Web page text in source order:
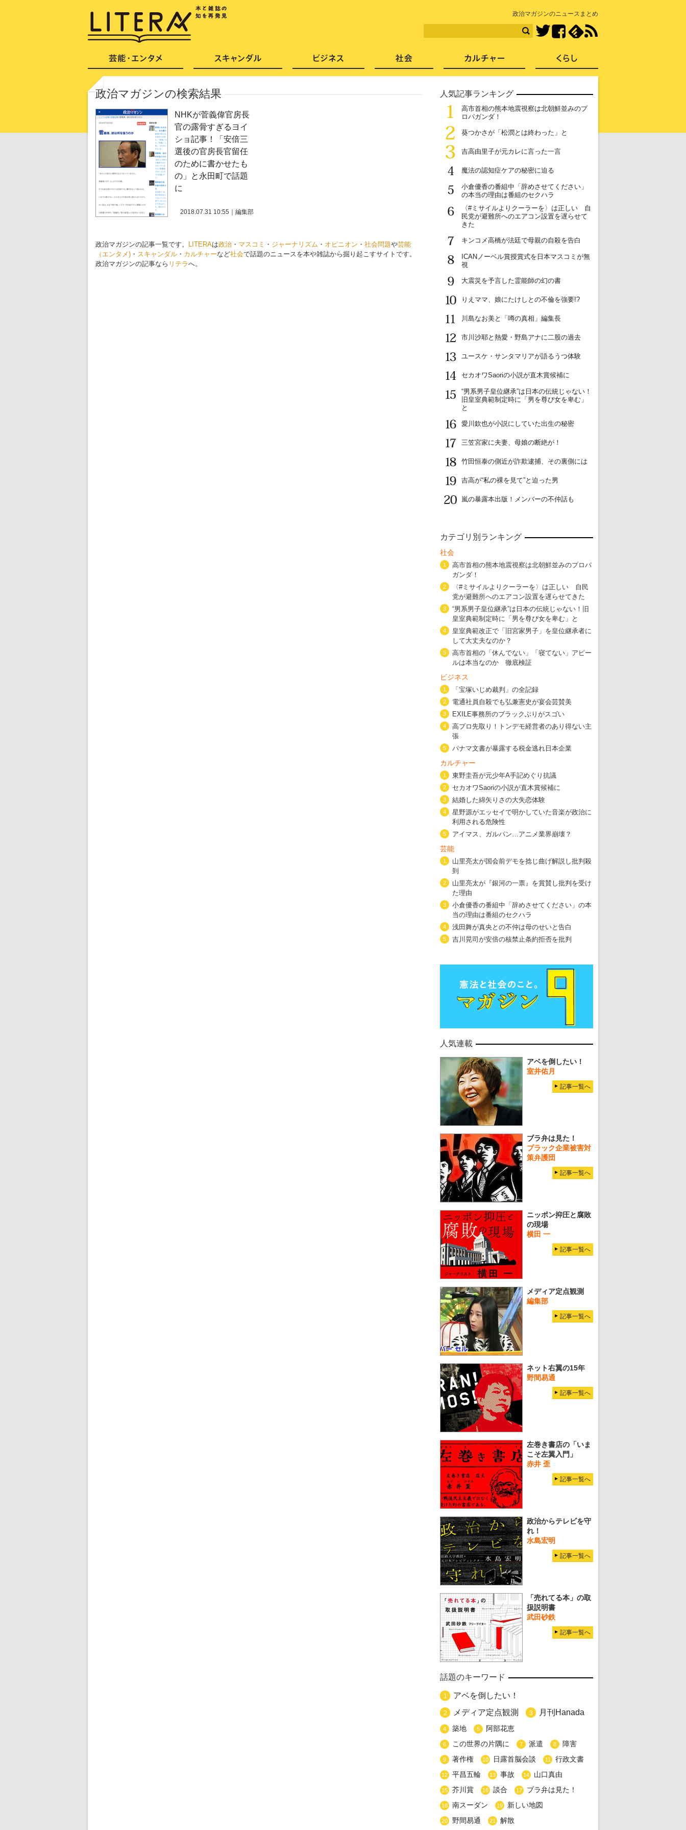
政治マガジンのニュースまとめ
TwitterFacebook
政治マガジンの検索結果
NHKが菅義偉官房長
官の露骨すぎるヨイ
ショ記事！「安倍三
選後の官房長官留任
のために書かせたも
の」と永田町で話題
に
2018.07.31 10:55 編集部
政治マガジンの記事一覧です。 LITERAは政治 ・ マスコミ ・ ジャーナリズム ・ オピニオン ・ 社会問題や芸能
（エンタメ) ・ スキャンダル ・ カルチャーなど社会で話題のニュースを本や雑誌から掘り起こすサイトです。
政治マガジンの記事なら リテラへ。
人気記事ランキング
1
高市首相の熊本地震視察は北朝鮮並みのプ
ロパガンダ！
2
葵つかさが「松潤とは終わった」と
3
吉高由里子が元カレに言った一言
4
魔法の認知症ケアの秘密に迫る
5
小倉優香の番組中「辞めさせてください」
の本当の理由は番組のセクハラ
6
〈#ミサイルよりクーラーを〉は正しい 自
民党が避難所へのエアコン設置を遅らせて
きた
7
キンコメ高橋が法廷で母親の自殺を告白
8
ICANノーベル賞授賞式を日本マスコミが無
視
9
大震災を予言した霊能師の幻の書
10
りえママ、娘にたけしとの不倫を強要!?
11
川島なお美と「噂の真相」編集長
12
市川沙耶と熱愛・野島アナに二股の過去
13
ユースケ・サンタマリアが語るうつ体験
14
セカオワSaoriの小説が直木賞候補に
15
“男系男子皇位継承”は日本の伝統じゃない！
旧皇室典範制定時に「男を尊び女を卑む」
と
16
愛川欽也が小説にしていた出生の秘密
17
三笠宮家に夫妻、母娘の断絶が！
18
竹田恒泰の側近が詐欺逮捕、その裏側には
19
吉高が“私の裸を見て”と迫った男
20
嵐の暴露本出版！メンバーの不仲話も
カテゴリ別ランキング
社会
1
高市首相の熊本地震視察は北朝鮮並みのプロパ
ガンダ！
2
〈#ミサイルよりクーラーを〉は正しい 自民
党が避難所へのエアコン設置を遅らせてきた
3
“男系男子皇位継承”は日本の伝統じゃない！旧
皇室典範制定時に「男を尊び女を卑む」と
4
皇室典範改正で「旧宮家男子」を皇位継承者に
して大丈夫なのか？
5
高市首相の「休んでない」「寝てない」アピー
ルは本当なのか 徹底検証
ビジネス
1 「宝塚いじめ裁判」の全記録
2 電通社員自殺でも弘兼憲史が宴会芸賛美
3 EXILE事務所のブラックぶりがスゴい
4
高プロ先取り！トンデモ経営者のあり得ない主
張
5 パナマ文書が暴露する税金逃れ日本企業
カルチャー
1 東野圭吾が元少年A手記めぐり抗議
2 セカオワSaoriの小説が直木賞候補に
3 結婚した綿矢りさの大失恋体験
4
星野源がエッセイで明かしていた音楽が政治に
利用される危険性
5 アイマス、ガルパン…アニメ業界崩壊？
芸能
1
山里亮太が国会前デモを捻じ曲げ解説し批判殺
到
2
山里亮太が『銀河の一票』を賞賛し批判を受け
た理由
3
小倉優香の番組中「辞めさせてください」の本
当の理由は番組のセクハラ
4 浅田舞が真央との不仲は母のせいと告白
5 吉川晃司が安倍の核禁止条約拒否を批判
人気連載
アベを倒したい！
室井佑月
記事一覧へ
ブラ弁は見た！
ブラック企業被害対
策弁護団
記事一覧へ
ニッポン抑圧と腐敗
の現場
横田 一
記事一覧へ
メディア定点観測
編集部
記事一覧へ
ネット右翼の15年
野間易通
記事一覧へ
左巻き書店の「いま
こそ左翼入門」
赤井 歪
記事一覧へ
政治からテレビを守
れ！
水島宏明
記事一覧へ
「売れてる本」の取
扱説明書
武田砂鉄
記事一覧へ
話題のキーワード
1 アベを倒したい！
2 メディア定点観測 3 月刊Hanada
4 築地 5 阿部花恵
6 この世界の片隅に 7 派遣 8 障害
9 著作権 10 日露首脳会談 11 行政文書
12 平昌五輪 13 事故 14 山口真由
15 芥川賞 16 談合 17 ブラ弁は見た！
18 南スーダン 19 新しい地図
20 野間易通 21 解散
芸能・エンタメ スキャンダル 社会